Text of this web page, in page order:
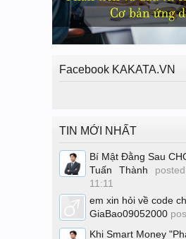
Facebook KAKATA.VN
TIN MỚI NHẤT
Bí Mật Đằng Sau
Tuấn Thành posted
11:11
em xin hỏi về code
GiaBao09052000
Khi Smart Money